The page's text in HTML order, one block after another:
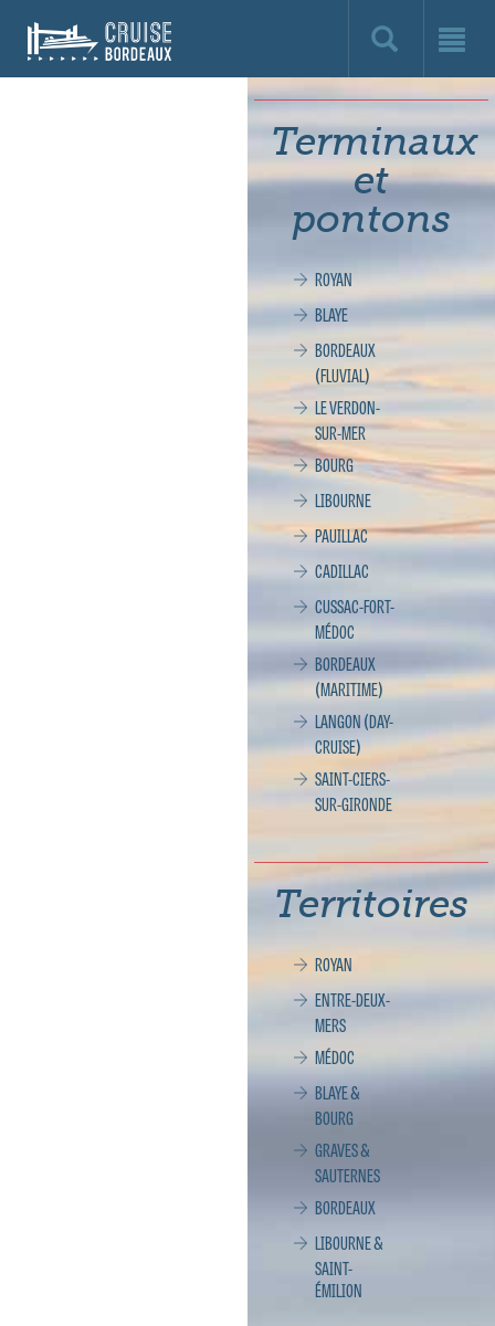
Cruise
Bordeaux,
Terminaux
et
pontons
ROYAN
BLAYE
BORDEAUX
(FLUVIAL)
LE VERDON-
SUR-MER
BOURG
LIBOURNE
PAUILLAC
CADILLAC
CUSSAC-FORT-
MÉDOC
BORDEAUX
(MARITIME)
LANGON (DAY-
CRUISE)
SAINT-CIERS-
SUR-GIRONDE
Territoires
ROYAN
ENTRE-DEUX-
MERS
MÉDOC
BLAYE &
BOURG
GRAVES &
SAUTERNES
BORDEAUX
LIBOURNE &
SAINT-
ÉMILION